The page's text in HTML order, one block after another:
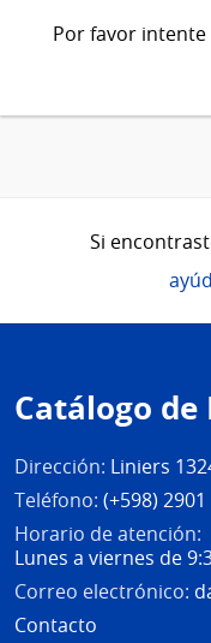
Por favor
Si
de
página
Catálogo
Dirección: Liniers
Teléfono: (+598)
Horario de atención:
Lunes a viernes de
Correo electrónico:
Contacto